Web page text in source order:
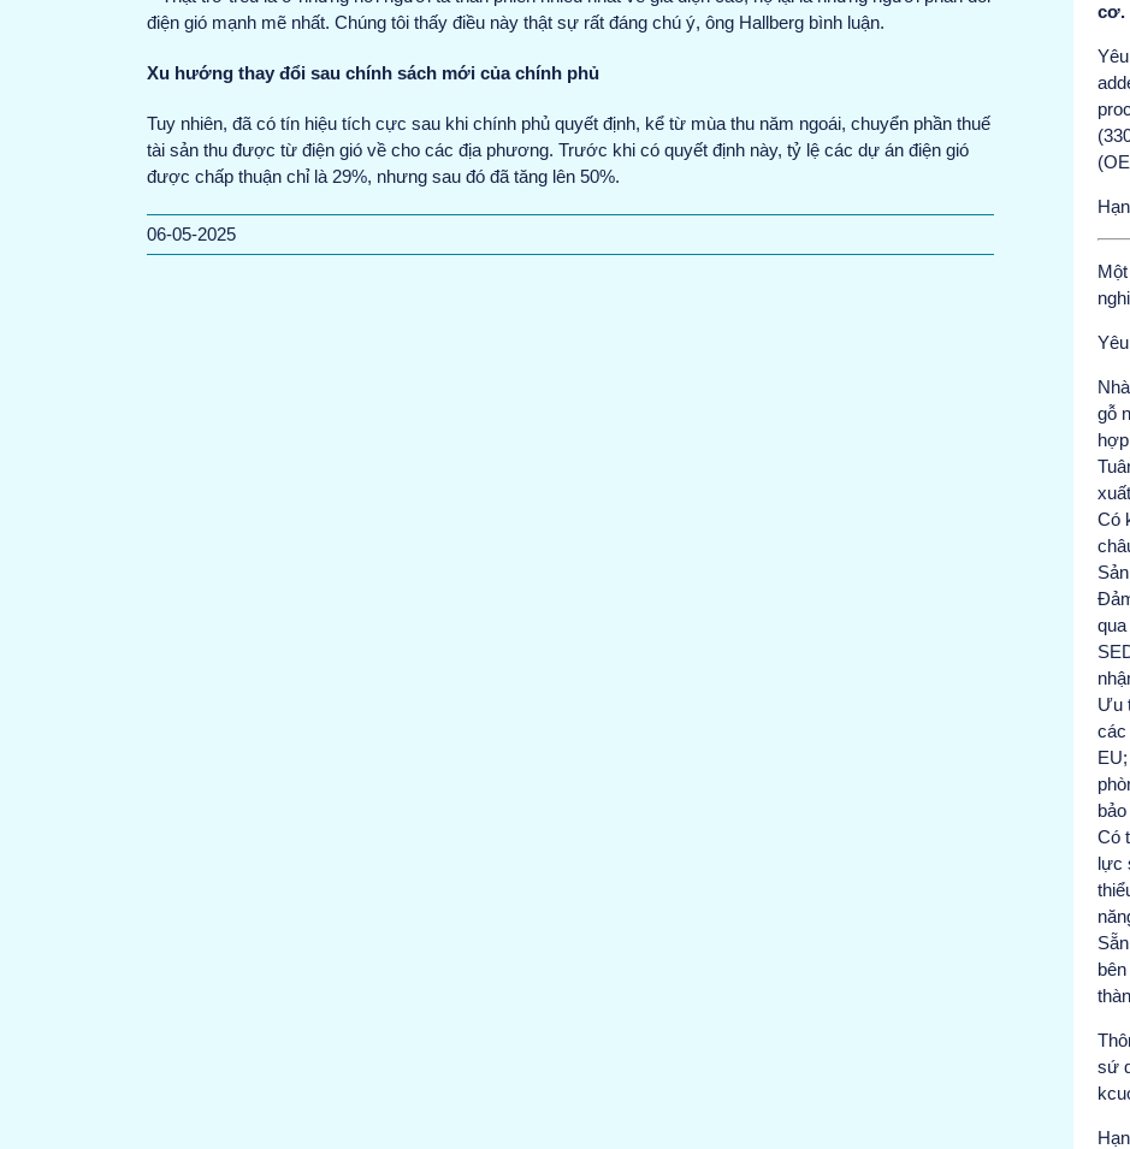
điện gió mạnh mẽ nhất. Chúng tôi thấy điều này thật sự rất đáng chú ý, ông Hallberg bình luận.
Xu hướng thay đổi sau chính sách mới của chính phủ
Tuy nhiên, đã có tín hiệu tích cực sau khi chính phủ quyết định, kể từ mùa thu năm ngoái, chuyển phần thuế
tài sản thu được từ điện gió về cho các địa phương. Trước khi có quyết định này, tỷ lệ các dự án điện gió
được chấp thuận chỉ là 29%, nhưng sau đó đã tăng lên 50%.
06-05-2025
cơ.
gỗ
Có
Ưu
các
Có
lực
sứ